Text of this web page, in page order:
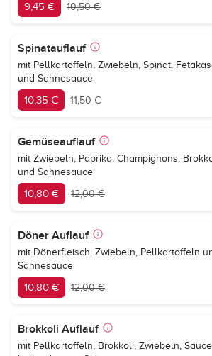
9,45 € 10,50 €
Spinatauflauf
mit Pellkartoffeln, Zwiebeln, Spinat,
und Sahnesauce
10,35 € 11,50 €
Gemüseauflauf
mit Zwiebeln, Paprika, Champignons,
und Sahnesauce
10,80 € 12,00 €
Döner Auflauf
mit Dönerfleisch, Zwiebeln, Pellkartoffeln
Sahnesauce
10,80 € 12,00 €
Brokkoli Auflauf
mit Pellkartoffeln, Brokkoli, Zwiebeln, Sauce